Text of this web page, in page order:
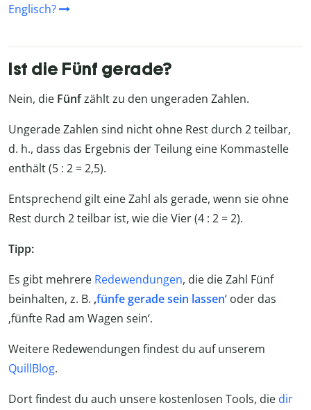
Englisch?
Ist die Fünf gerade?
Nein, die Fünfzählt zu den ungeraden Zahlen.
Ungerade Zahlen sind nicht ohne Rest durch 2 teilbar,
d. h., dass das Ergebnis der Teilung eine Kommastelle
enthält (5 : 2 = 2,5).
Entsprechend gilt eine Zahl als gerade, wenn sie ohne
Rest durch 2 teilbar ist, wie die Vier (4 : 2 = 2).
Tipp:
Es gibt mehrere Redewendungen, die die Zahl Fünf
beinhalten, z. B. ‚fünfe gerade sein lassen‘ oder das
‚fünfte Rad am Wagen sein‘.
Weitere Redewendungen findest du auf unserem
QuillBlog.
Dort findest du auch unsere kostenlosen Tools, die dir